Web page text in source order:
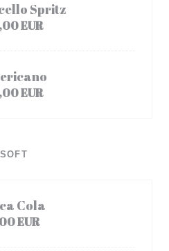
Spritz
EUR
EUR
SOFT
Cola
EUR